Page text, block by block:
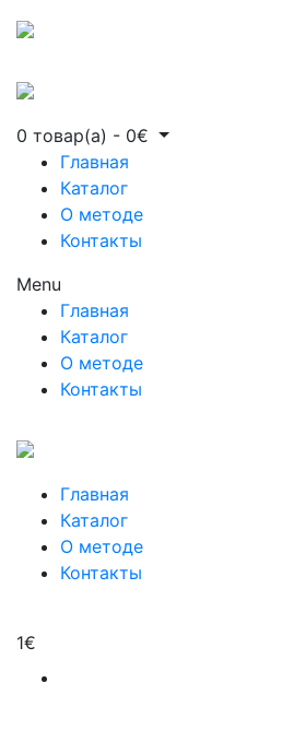
0 товар(а) - 0€
Главная
Каталог
О методе
Контакты
Menu
Главная
Каталог
О методе
Контакты
Главная
Каталог
О методе
Контакты
1€